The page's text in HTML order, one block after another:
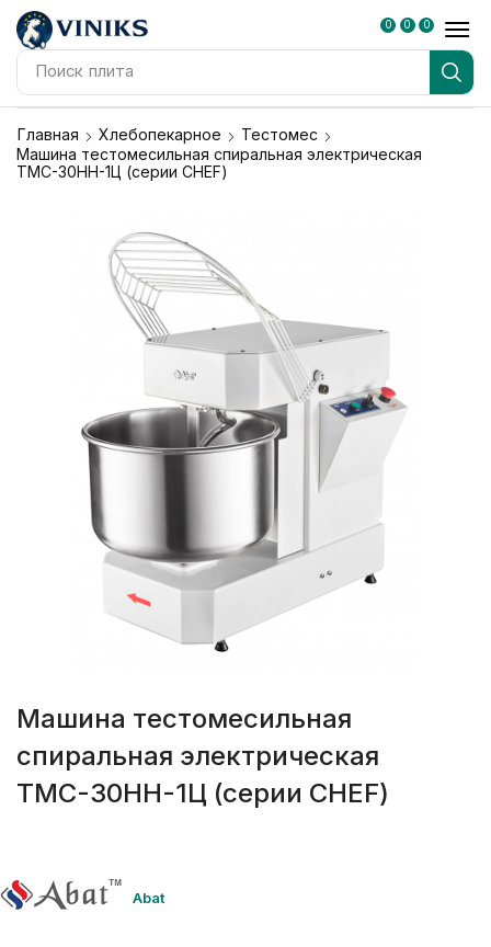
Поиск плита
0 0 0
Главная Хлебопекарное
Тестомес
Машина тестомесильная спиральная электрическая
ТМС-30НН-1Ц (серии CHEF)
Машина тестомесильная
спиральная электрическая
ТМС-30НН-1Ц (серии CHEF)
Abat